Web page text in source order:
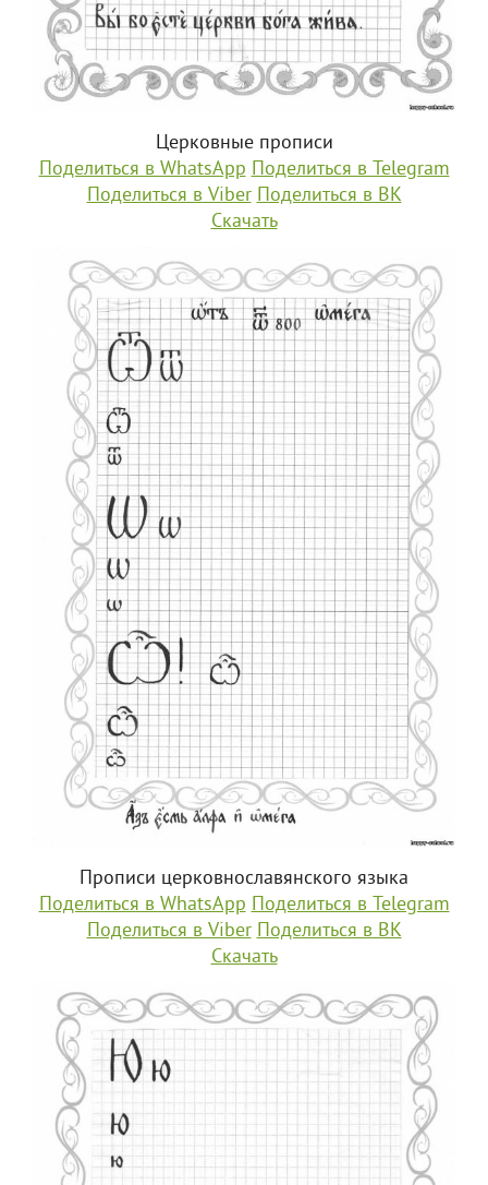
Церковные прописи
Поделиться в WhatsApp Поделиться в Telegram
Поделиться в Viber Поделиться в ВК
Скачать
Прописи церковнославянского языка
Поделиться в WhatsApp Поделиться в Telegram
Поделиться в Viber Поделиться в ВК
Скачать